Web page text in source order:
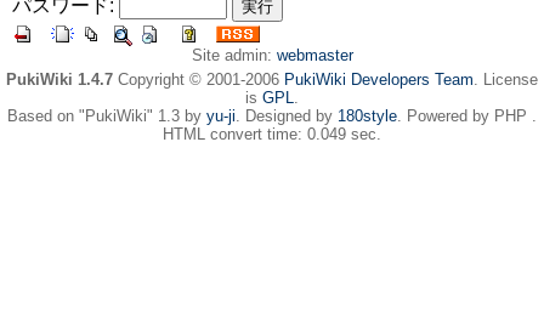
パスワード:
Site admin: webmaster
PukiWiki 1.4.7 Copyright © 2001-2006 PukiWiki Developers Team. License
is GPL.
Based on "PukiWiki" 1.3 by yu-ji. Designed by 180style. Powered by PHP .
HTML convert time: 0.049 sec.